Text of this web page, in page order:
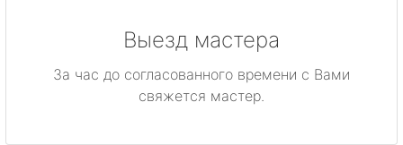
Выезд мастера
За час до согласованного времени с Вами
свяжется мастер.